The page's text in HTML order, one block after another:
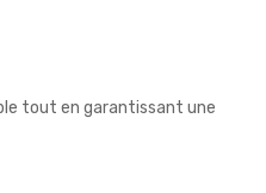
tout en garantissant une